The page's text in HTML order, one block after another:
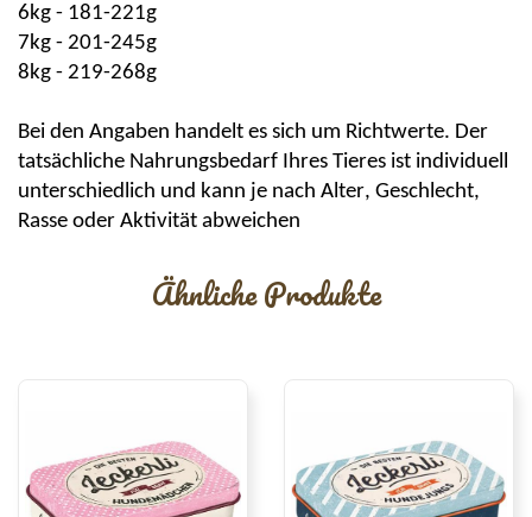
6kg - 181-221g
7kg - 201-245g
8kg - 219-268g
Bei den Angaben handelt es sich um Richtwerte. Der
tatsächliche Nahrungsbedarf Ihres Tieres ist individuell
unterschiedlich und kann je nach Alter, Geschlecht,
Rasse oder Aktivität abweichen
Ähnliche Produkte